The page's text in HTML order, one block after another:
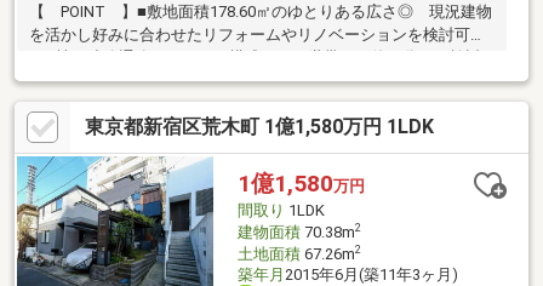
【 POINT 】■敷地面積178.60㎡のゆとりある広さ◎ 現況建物
を活かし好みに合わせたリフォームやリノベーションを検討可能
しやすい◎ 家族のつながりを保ちながらそれぞれの生活空間を
分けられます■すべての空間をひとつの階に配した伸びやかな平
屋建て【 AREA 】■曙橋駅1分！3駅3路線利用可能！ 新宿・
東京・大手町・六本木方面へつながり 行き先に合わせて使い分
けやすい立地です♪■四季折々の自然を楽しめる新宿御苑も徒歩圏
内！ 都心に暮らしながら休日の散策や気分転換に緑豊かな時間
を取り入れられます♪
東京都新宿区荒木町 1億1,580万円 1LDK
1億1,580万円
間取り 1LDK
建物面積70.38m2
土地面積67.26m2
築年月 2015年6月(築11年3ヶ月)